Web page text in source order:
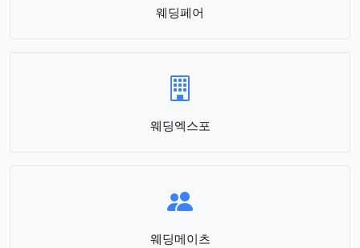
웨딩페어
웨딩엑스포
웨딩메이츠